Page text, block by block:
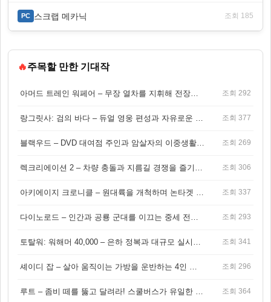
PC 스크랩 메카닉 조회 185
🔥주목할 만한 기대작
조회 292
조회 377
조회 269
조회 306
조회 337
조회 293
조회 341
조회 296
조회 364